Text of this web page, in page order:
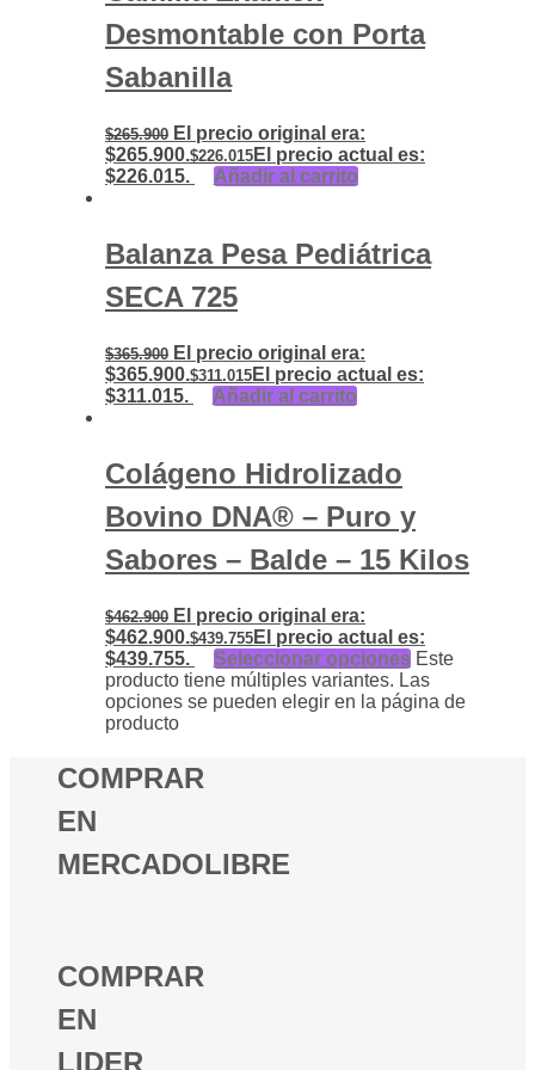
Desmontable con Porta
Sabanilla
$265.900 El precio original era:
$265.900.$226.015 El precio actual es:
$226.015.
Añadir al carrito
Balanza Pesa Pediátrica
SECA 725
$365.900 El precio original era:
$365.900.$311.015 El precio actual es:
$311.015.
Añadir al carrito
Colágeno Hidrolizado
Bovino DNA® – Puro y
Sabores – Balde – 15 Kilos
$462.900 El precio original era:
$462.900.$439.755 El precio actual es:
$439.755.
Seleccionar opciones Este
producto tiene múltiples variantes. Las
opciones se pueden elegir en la página de
producto
COMPRAR
EN
MERCADOLIBRE
COMPRAR
EN
LIDER